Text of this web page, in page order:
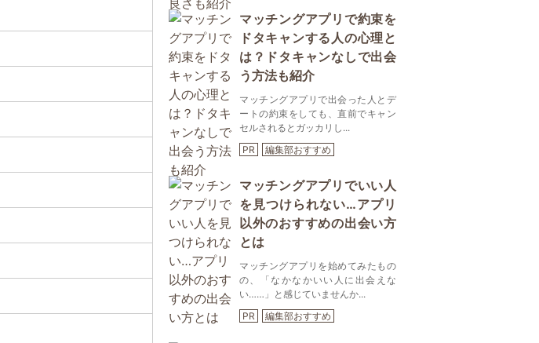
マッチングアプリで約束を
ドタキャンする人の心理と
は？ドタキャンなしで出会
う方法も紹介
マッチングアプリで出会った人とデ
ートの約束をしても、直前でキャン
セルされるとガッカリし...
PR
編集部おすすめ
マッチングアプリでいい人
を見つけられない…アプリ
以外のおすすめの出会い方
とは
マッチングアプリを始めてみたもの
の、「なかなかいい人に出会えな
い……」と感じていませんか...
PR
編集部おすすめ